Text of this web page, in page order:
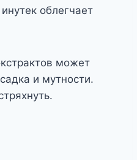
облегчает
может
и мутности.